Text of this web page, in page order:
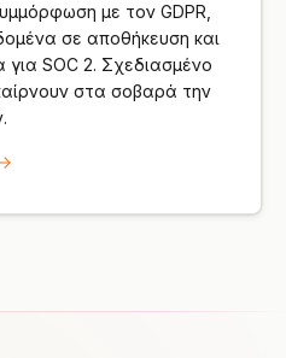
με τον GDPR,
σε αποθήκευση και
SOC 2. Σχεδιασμένο
στα σοβαρά την